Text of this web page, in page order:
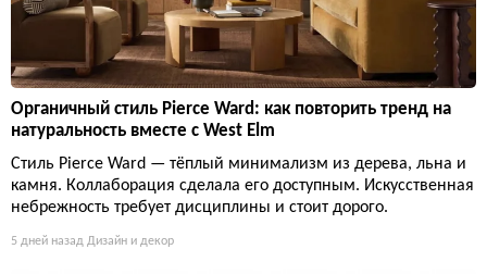
Органичный стиль Pierce Ward: как повторить тренд на
натуральность вместе с West Elm
Стиль Pierce Ward — тёплый минимализм из дерева, льна и
камня. Коллаборация сделала его доступным. Искусственная
небрежность требует дисциплины и стоит дорого.
5 дней назад Дизайн и декор